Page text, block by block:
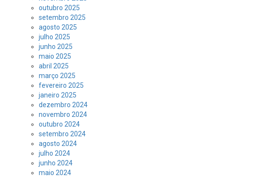
outubro 2025
setembro 2025
agosto 2025
julho 2025
junho 2025
maio 2025
abril 2025
março 2025
fevereiro 2025
janeiro 2025
dezembro 2024
novembro 2024
outubro 2024
setembro 2024
agosto 2024
julho 2024
junho 2024
maio 2024